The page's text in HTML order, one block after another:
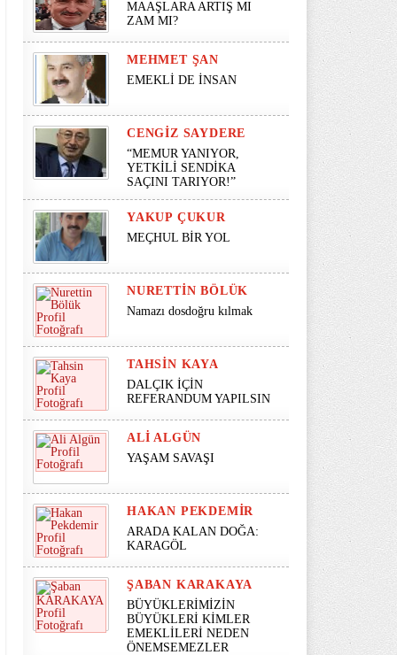
MAAŞLARA ARTIŞ MI
ZAM MI?
MEHMET ŞAN
EMEKLİ DE İNSAN
CENGIZ SAYDERE
“MEMUR YANIYOR,
YETKİLİ SENDİKA
SAÇINI TARIYOR!”
YAKUP ÇUKUR
MEÇHUL BİR YOL
NURETTIN BÖLÜK
Namazı dosdoğru kılmak
TAHSIN KAYA
DALÇIK İÇİN
REFERANDUM YAPILSIN
ALI ALGÜN
YAŞAM SAVAŞI
HAKAN PEKDEMIR
ARADA KALAN DOĞA:
KARAGÖL
ŞABAN KARAKAYA
BÜYÜKLERİMİZİN
BÜYÜKLERİ KİMLER
EMEKLİLERİ NEDEN
ÖNEMSEMEZLER